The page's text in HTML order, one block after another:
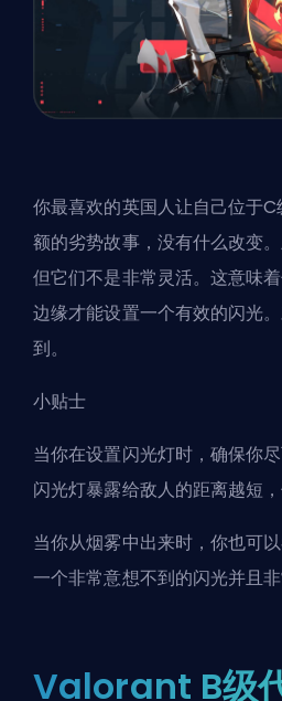
你最喜欢的英国人让自己位于
额的劣势故事，没有什么改变
但它们不是非常灵活。这意味
边缘才能设置一个有效的闪光
到。
小贴士
当你在设置闪光灯时，确保你
闪光灯暴露给敌人的距离越短
当你从烟雾中出来时，你也可
一个非常意想不到的闪光并且非
Valorant B级